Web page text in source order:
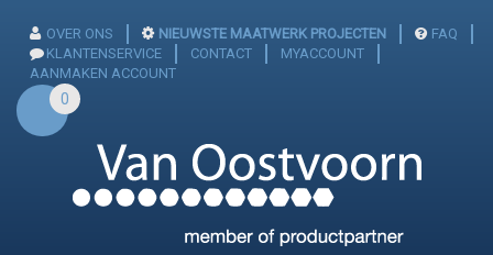
OVER ONS NIEUWSTE MAATWERK PROJECTEN
FAQ
KLANTENSERVICE
CONTACT
MYACCOUNT
AANMAKEN ACCOUNT
0